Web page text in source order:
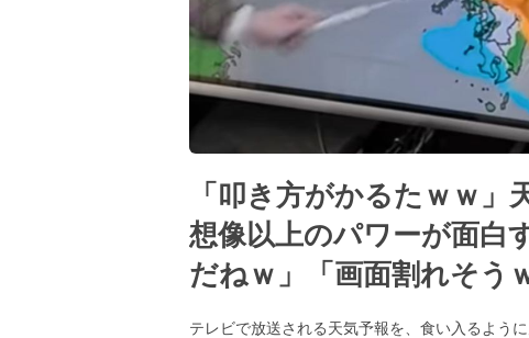
「叩き方がかるたｗｗ
想像以上のパワーが面白
だねｗ」「画面割れそう
テレビで放送される天気予報を、食い入るよう